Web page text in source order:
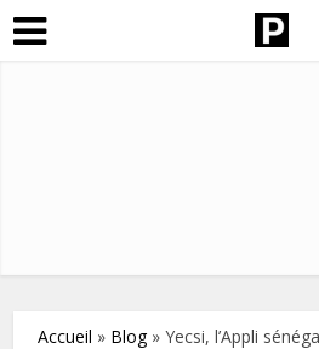
Accueil » Blog»Yecsi, l’Appli